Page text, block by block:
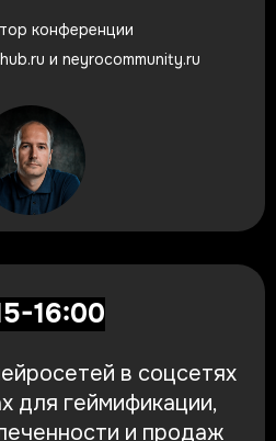
конференции
и neyrocommunity.ru
16:00
в соцсетях
для геймификации,
и продаж